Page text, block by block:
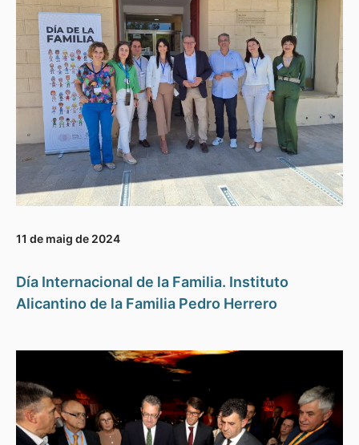
11 de maig de 2024
Día Internacional de la Familia. Instituto
Alicantino de la Familia Pedro Herrero